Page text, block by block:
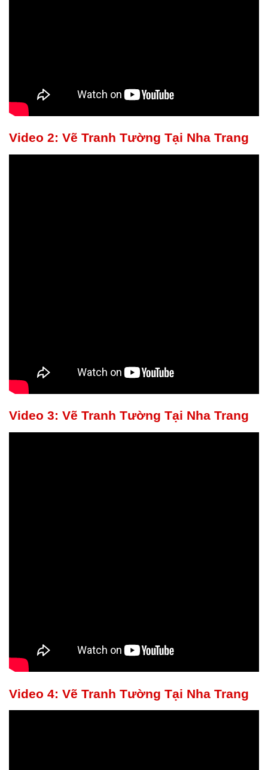
Video 2: Vẽ Tranh Tường Tại Nha Trang
Video 3: Vẽ Tranh Tường Tại Nha Trang
Video 4: Vẽ Tranh Tường Tại Nha Trang